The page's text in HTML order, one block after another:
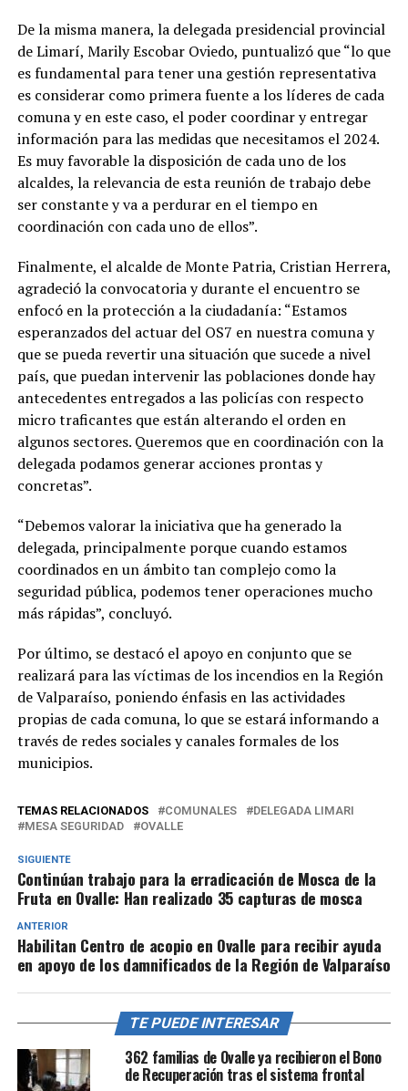
De la misma manera, la delegada presidencial provincial
de Limarí, Marily Escobar Oviedo, puntualizó que “lo que
es fundamental para tener una gestión representativa
es considerar como primera fuente a los líderes de cada
comuna y en este caso, el poder coordinar y entregar
información para las medidas que necesitamos el 2024.
Es muy favorable la disposición de cada uno de los
alcaldes, la relevancia de esta reunión de trabajo debe
ser constante y va a perdurar en el tiempo en
coordinación con cada uno de ellos”.
Finalmente, el alcalde de Monte Patria, Cristian Herrera,
agradeció la convocatoria y durante el encuentro se
enfocó en la protección a la ciudadanía: “Estamos
esperanzados del actuar del OS7 en nuestra comuna y
que se pueda revertir una situación que sucede a nivel
país, que puedan intervenir las poblaciones donde hay
antecedentes entregados a las policías con respecto
micro traficantes que están alterando el orden en
algunos sectores. Queremos que en coordinación con la
delegada podamos generar acciones prontas y
concretas”.
“Debemos valorar la iniciativa que ha generado la
delegada, principalmente porque cuando estamos
coordinados en un ámbito tan complejo como la
seguridad pública, podemos tener operaciones mucho
más rápidas”, concluyó.
Por último, se destacó el apoyo en conjunto que se
realizará para las víctimas de los incendios en la Región
de Valparaíso, poniendo énfasis en las actividades
propias de cada comuna, lo que se estará informando a
través de redes sociales y canales formales de los
municipios.
TEMAS RELACIONADOS COMUNALES
DELEGADA LIMARI
MESA SEGURIDAD
OVALLE
SIGUIENTE
Continúan trabajo para la erradicación de Mosca de la
Fruta en Ovalle: Han realizado 35 capturas de mosca
ANTERIOR
Habilitan Centro de acopio en Ovalle para recibir ayuda
en apoyo de los damnificados de la Región de Valparaíso
TE PUEDE INTERESAR
362 familias de Ovalle ya recibieron el Bono
de Recuperación tras el sistema frontal